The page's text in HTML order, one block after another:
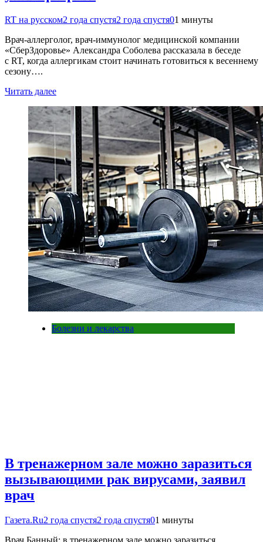
RT на русском2 года спустя2 года спустя01 минуты
Врач-аллерголог, врач-иммунолог медицинской компании
«СберЗдоровье» Александра Соболева рассказала в беседе
с RT, когда аллергикам стоит начинать готовиться к весеннему
сезону….
Читать далее
Болезни и лекарства
В тренажерном зале можно заразиться
вызывающими рак вирусами, заявил
врач
Газета.Ru2 года спустя2 года спустя01 минуты